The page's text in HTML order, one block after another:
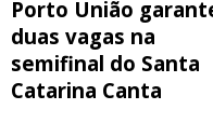
Porto União
duas vagas na
semifinal do Santa
Catarina Canta